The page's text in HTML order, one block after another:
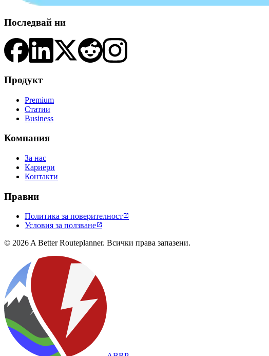
Последвай ни
Продукт
Premium
Статии
Business
Компания
За нас
Кариери
Контакти
Правни
Политика за поверителност
Условия за ползване
© 2026 A Better Routeplanner. Всички права запазени.